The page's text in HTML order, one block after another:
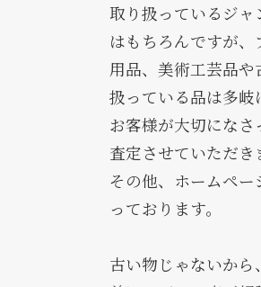
取り扱っているジ
はもちろんですが
用品、美術工芸品
扱っている品は多岐
お客様が大切にな
査定させていただき
その他、ホームペ
っております。
古い物じゃないか